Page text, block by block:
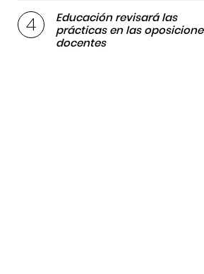
Educación revisará las
prácticas en las
docentes